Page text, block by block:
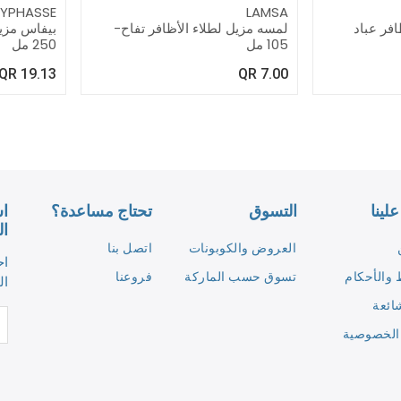
عباد
LAMSA
لمسه مزيل لطلاء الأظافر تفاح-
105 مل
QR 7.00
بيفاس
250 مل
19.13
التسوق
العروض والكوبونات
تسوق حسب الماركة
تحتاج مساعدة؟
اتصل بنا
فروعنا